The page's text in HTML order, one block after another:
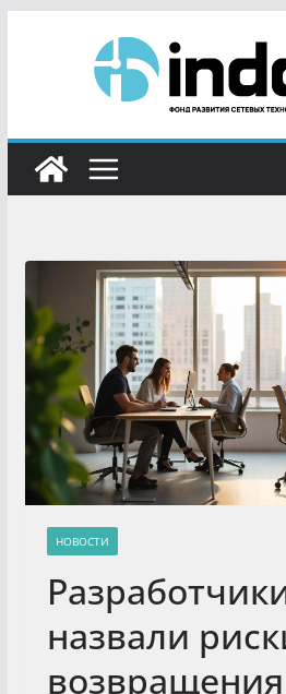
НОВОСТИ
назвали
возвращения